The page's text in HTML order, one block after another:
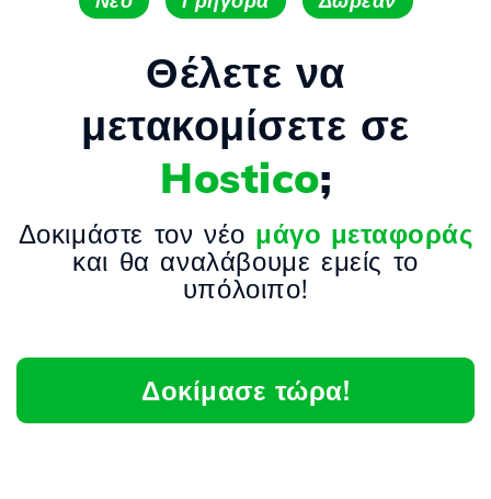
Θέλετε να
μετακομίσετε σε
Hostico;
Δοκιμάστε τον νέο μάγο μεταφοράς
και θα αναλάβουμε εμείς το
υπόλοιπο!
Δοκίμασε τώρα!